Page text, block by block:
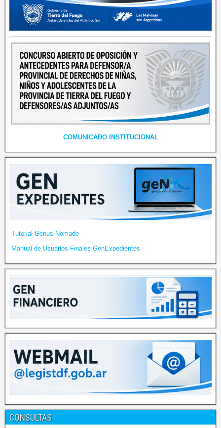
COMUNICADO INSTITUCIONAL
Tutorial Genus Nomade
Manual de Usuarios Finales GenExpedientes
CONSULTAS